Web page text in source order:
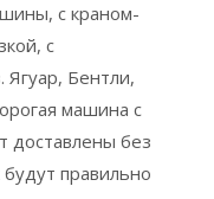
с краном-
с
Ягуар, Бентли,
машина с
доставлены без
правильно